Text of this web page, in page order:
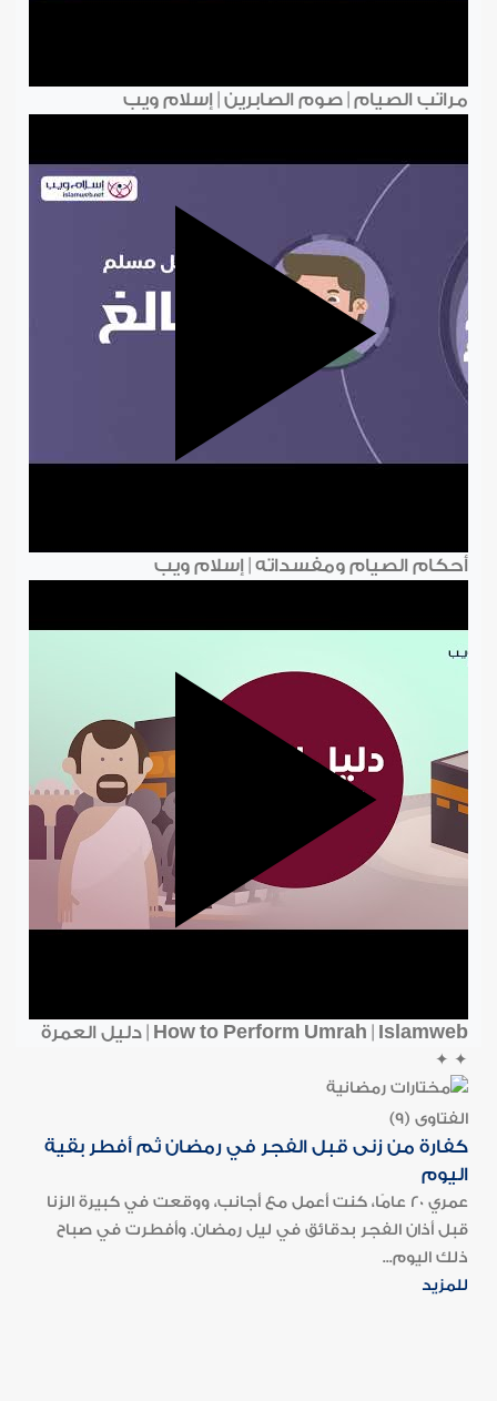
مراتب الصيام | صوم الصابرين | إسلام ويب
أحكام الصيام ومفسداته | إسلام ويب
How to Perform Umrah | Islamweb | دليل العمرة
✦
✦
الفتاوى (9)
كفارة من زنى قبل الفجر في رمضان ثم أفطر بقية
اليوم
عمري 20 عامًا، كنت أعمل مع أجانب، ووقعت في كبيرة الزنا
قبل أذان الفجر بدقائق في ليل رمضان. وأفطرت في صباح
ذلك اليوم...
للمزيد